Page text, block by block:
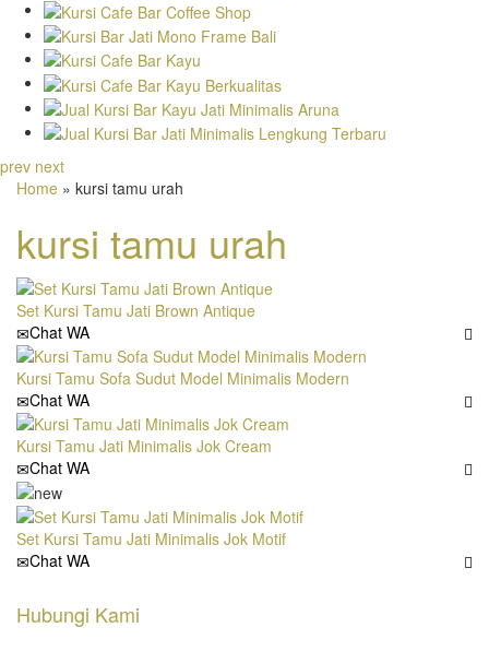
prev next
Home » kursi tamu urah
kursi tamu urah
Set Kursi Tamu Jati Brown Antique
Chat WA
Kursi Tamu Sofa Sudut Model Minimalis Modern
Chat WA
Kursi Tamu Jati Minimalis Jok Cream
Chat WA
Set Kursi Tamu Jati Minimalis Jok Motif
Chat WA
Hubungi Kami